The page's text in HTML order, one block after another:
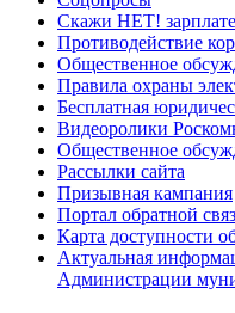
Скажи НЕТ! зарплате
Противодействие
Общественное
Правила охраны
Бесплатная
Видеоролики
Общественное
Рассылки сайта
Призывная кампания
Портал обратной
Карта доступности
Актуальная
Администрации